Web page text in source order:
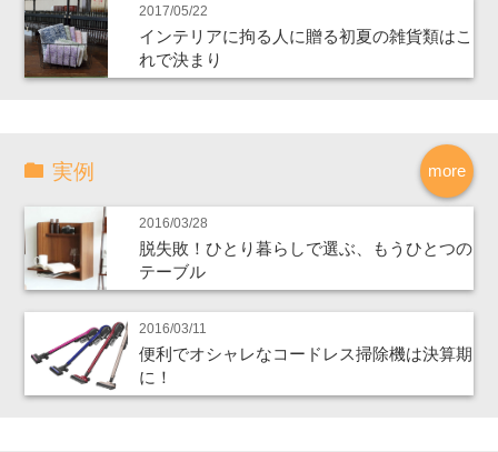
2017/05/22
インテリアに拘る人に贈る初夏の雑貨類はこ
れで決まり
more
実例
2016/03/28
脱失敗！ひとり暮らしで選ぶ、もうひとつの
テーブル
2016/03/11
便利でオシャレなコードレス掃除機は決算期
に！